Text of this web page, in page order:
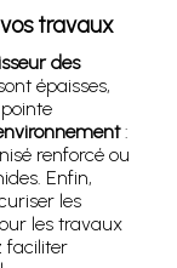
travaux
des
épaisses,
:
renforcé ou
Enfin,
les
les travaux
faciliter